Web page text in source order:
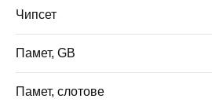
Чипсет
Памет, GB
Памет, слотове